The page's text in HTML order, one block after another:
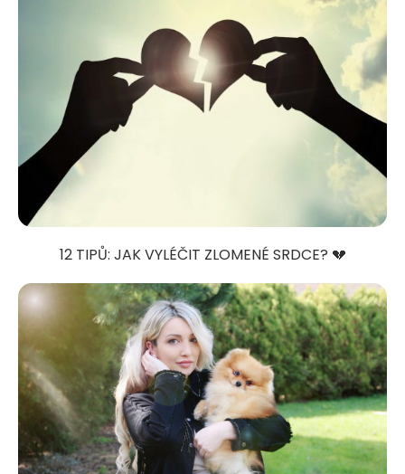
12 TIPŮ: JAK VYLÉČIT ZLOMENÉ SRDCE? 💔